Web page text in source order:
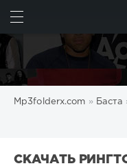
Mp3folderx.com » Баста
СКАЧАТЬ